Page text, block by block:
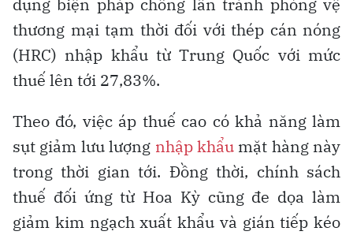
dụng biện pháp chống lẩn tránh phòng vệ
thương mại tạm thời đối với thép cán nóng
(HRC) nhập khẩu từ Trung Quốc với mức
thuế lên tới 27,83%.
Theo đó, việc áp thuế cao có khả năng làm
sụt giảm lưu lượng nhập khẩumặt hàng này
trong thời gian tới. Đồng thời, chính sách
thuế đối ứng từ Hoa Kỳ cũng đe dọa làm
giảm kim ngạch xuất khẩu và gián tiếp kéo